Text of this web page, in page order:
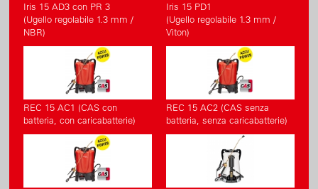
Iris 15 AD3 con PR 3
(Ugello regolabile 1.3 mm /
NBR)
Iris 15 PD1
(Ugello regolabile 1.3 mm /
Viton)
REC 15 AC1 (CAS con
batteria, con caricabatterie)
REC 15 AC2 (CAS senza
batteria, senza caricabatterie)